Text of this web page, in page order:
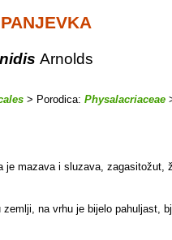
Arnolds
> Porodica: Physalacriaceae
je mazava i sluzava,
na vrhu je bijelo pahuljast,